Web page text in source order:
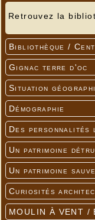
Retrouvez la
Bibliothèque /
Gignac terre d'oc
Situation
Démographie
Des personnalités
Un patrimoine
Un patrimoine
Curiosités
MOULIN À VENT /